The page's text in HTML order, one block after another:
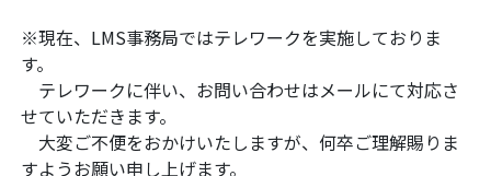
※現在、LMS事務局ではテレワークを実施しておりま
す。
テレワークに伴い、お問い合わせはメールにて対応さ
せていただきます。
大変ご不便をおかけいたしますが、何卒ご理解賜りま
すようお願い申し上げます。